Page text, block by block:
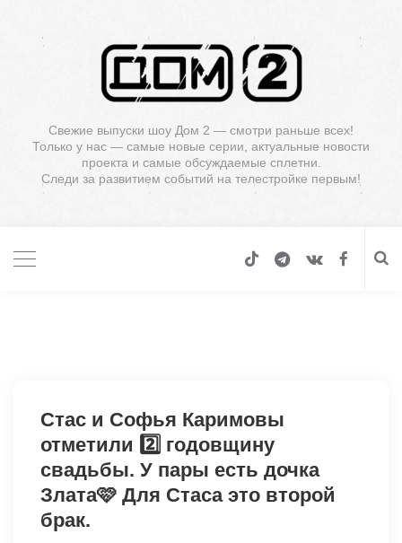
Свежие выпуски шоу Дом 2 — смотри раньше всех!
Только у нас — самые новые серии, актуальные новости
проекта и самые обсуждаемые сплетни.
Следи за развитием событий на телестройке первым!
Стас и Софья Каримовы
отметили 2️⃣ годовщину
свадьбы. У пары есть дочка
Злата🩷 Для Стаса это второй
брак.